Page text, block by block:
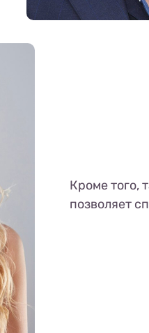
Кроме того,
позволяет